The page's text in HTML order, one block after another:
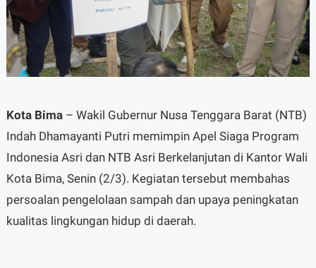
Kota Bima– Wakil Gubernur Nusa Tenggara Barat (NTB)
Indah Dhamayanti Putri memimpin Apel Siaga Program
Indonesia Asri dan NTB Asri Berkelanjutan di Kantor Wali
Kota Bima, Senin (2/3). Kegiatan tersebut membahas
persoalan pengelolaan sampah dan upaya peningkatan
kualitas lingkungan hidup di daerah.